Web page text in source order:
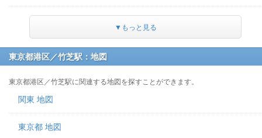
▼もっと見る
東京都港区／竹芝駅：地図
東京都港区／竹芝駅に関連する地図を探すことができます。
関東 地図
東京都 地図